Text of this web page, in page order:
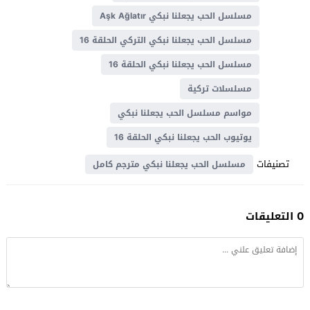
مسلسل الحب يجعلنا نبكي Aşk Ağlatır
مسلسل الحب يجعلنا نبكي التركي الحلقة 16
مسلسل الحب يجعلنا نبكي الحلقة 16
مسلسلات تركية
مواسم مسلسل الحب يجعلنا نبكي
يوتيوب الحب يجعلنا نبكي الحلقة 16
تصنيفات مسلسل الحب يجعلنا نبكي مترجم كامل
0 التعليقات